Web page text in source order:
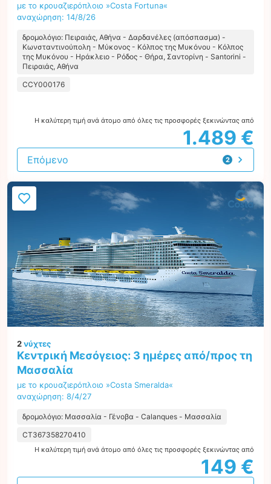
με το κρουαζιερόπλοιο »Costa Fortuna«
αναχώρηση: 14/8/26
δρομολόγιο: Πειραιάς, Αθήνα - Δαρδανέλες (απόσπασμα) -
Κωνσταντινούπολη - Μύκονος - Κόλπος της Μυκόνου - Κόλπος
της Μυκόνου - Ηράκλειο - Ρόδος - Θήρα, Σαντορίνη - Santorini -
Πειραιάς, Αθήνα
CCY000176
Η καλύτερη τιμή ανά άτομο από όλες τις προσφορές ξεκινώντας από
1.489 €
2
προτάσεις
Επόμενο
2νύχτες
Κεντρική Μεσόγειος: 3 ημέρες από/προς τη
Μασσαλία
με το κρουαζιερόπλοιο »Costa Smeralda«
αναχώρηση: 8/4/27
δρομολόγιο: Μασσαλία - Γένοβα - Calanques - Μασσαλία
CT367358270410
Η καλύτερη τιμή ανά άτομο από όλες τις προσφορές ξεκινώντας από
149 €